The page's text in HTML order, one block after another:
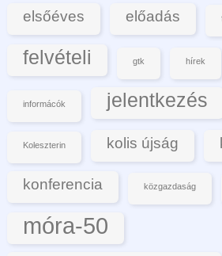
elsőéves előadás
felvételi gtk hírek
informácók jelentkezés
Koleszterin kolis újság
konferencia közgazdaság
móra-50